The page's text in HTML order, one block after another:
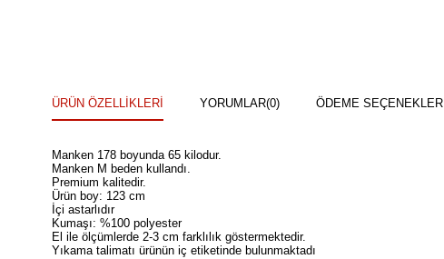
ÜRÜN ÖZELLIKLERI YORUMLAR(0) ÖDEME SEÇENEKLERI
Manken 178 boyunda 65 kilodur.
Manken M beden kullandı.
Premium kalitedir.
Ürün boy: 123 cm
İçi astarlıdır
Kumaşı: %100 polyester
El ile ölçümlerde 2-3 cm farklılık göstermektedir.
Yıkama talimatı ürünün iç etiketinde bulunmaktadı